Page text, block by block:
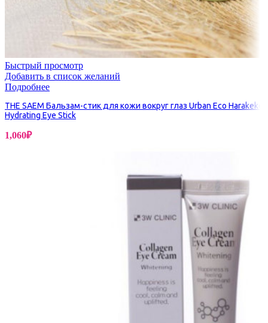
Быстрый просмотр
Добавить в список желаний
Подробнее
THE SAEM Бальзам-стик для кожи вокруг глаз Urban Eco Harakeke
Hydrating Eye Stick
1,060₽